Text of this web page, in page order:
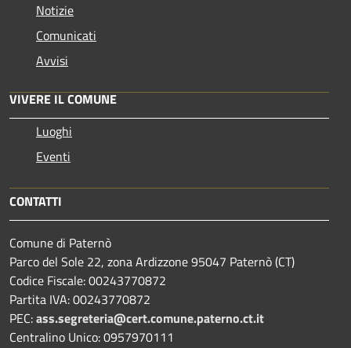
Notizie
Comunicati
Avvisi
VIVERE IL COMUNE
Luoghi
Eventi
CONTATTI
Comune di Paternò
Parco del Sole 22, zona Ardizzone 95047 Paternò (CT)
Codice Fiscale: 00243770872
Partita IVA: 00243770872
PEC:ass.segreteria@cert.comune.paterno.ct.it
Centralino Unico: 0957970111